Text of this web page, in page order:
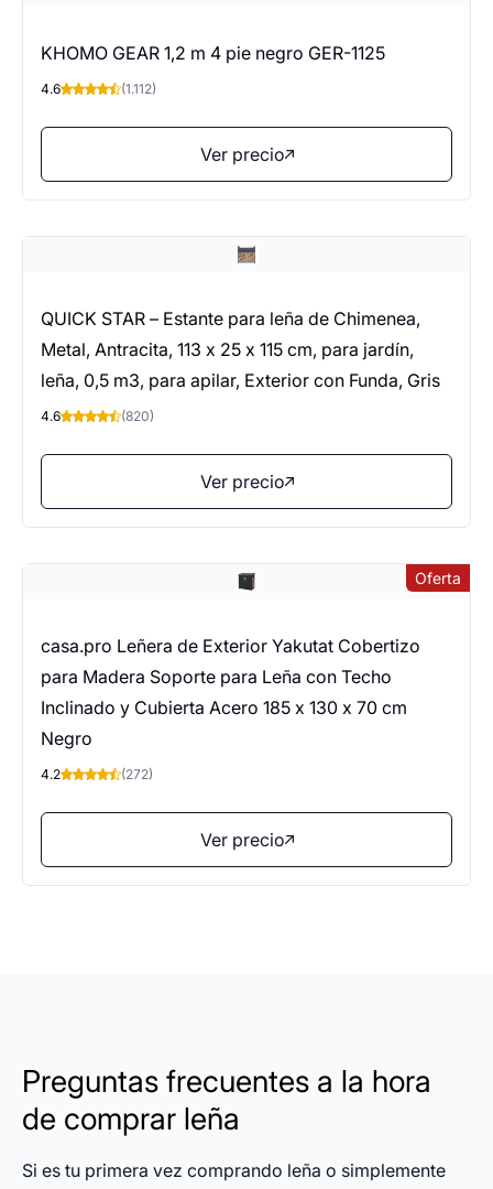
KHOMO GEAR 1,2 m 4 pie negro GER-1125
4.6 (1.112)
Ver precio
QUICK STAR – Estante para leña de Chimenea,
Metal, Antracita, 113 x 25 x 115 cm, para jardín,
leña, 0,5 m3, para apilar, Exterior con Funda, Gris
4.6 (820)
Ver precio
Oferta
casa.pro Leñera de Exterior Yakutat Cobertizo
para Madera Soporte para Leña con Techo
Inclinado y Cubierta Acero 185 x 130 x 70 cm
Negro
4.2 (272)
Ver precio
Preguntas frecuentes a la hora
de comprar leña
Si es tu primera vez comprando leña o simplemente